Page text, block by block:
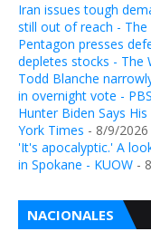
Iran issues tough
still out of reach - The
Pentagon presses
depletes stocks - The
Todd Blanche
in overnight vote - PBS
Hunter Biden Says
York Times - 8/9/2026
'It's apocalyptic.' A
in Spokane - KUOW -
NACIONALES